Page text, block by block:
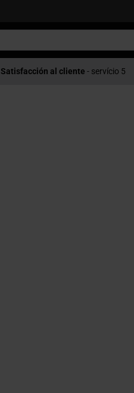
Satisfacción al cliente - servício 5